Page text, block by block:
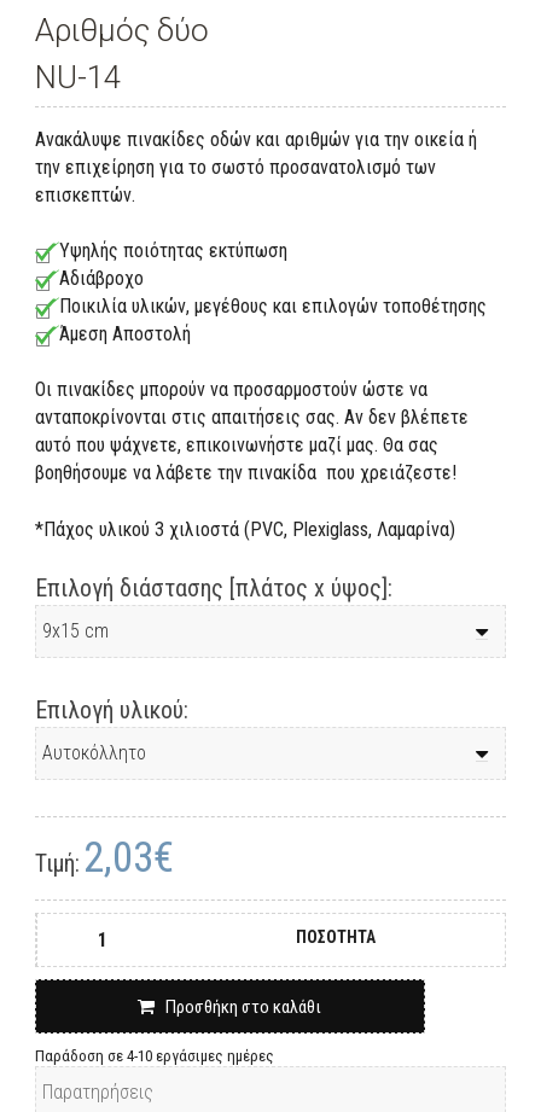
Αριθμός δύο
NU-14
Ανακάλυψε πινακίδες οδών και αριθμών για την οικεία ή
την επιχείρηση για το σωστό προσανατολισμό των
επισκεπτών.
Υψηλής ποιότητας εκτύπωση
Αδιάβροχο
Ποικιλία υλικών, μεγέθους και επιλογών τοποθέτησης
Άμεση Αποστολή
Οι πινακίδες μπορούν να προσαρμοστούν ώστε να
ανταποκρίνονται στις απαιτήσεις σας. Αν δεν βλέπετε
αυτό που ψάχνετε, επικοινωνήστε μαζί μας. Θα σας
βοηθήσουμε να λάβετε την πινακίδα που χρειάζεστε!
*Πάχος υλικού 3 χιλιοστά (PVC, Plexiglass, Λαμαρίνα)
Επιλογή διάστασης [πλάτος x ύψος]:
Επιλογή υλικού:
Τιμή: 2,03€
ΠΟΣΟΤΗΤΑ
Προσθήκη στο καλάθι
Παράδοση σε 4-10 εργάσιμες ημέρες